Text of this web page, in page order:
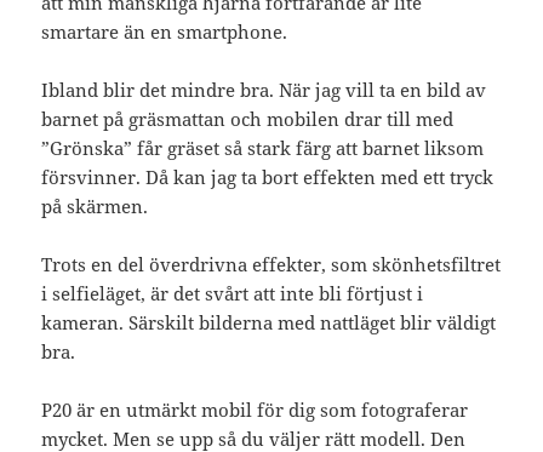
smartare än en smartphone.
Ibland blir det mindre bra. När jag vill ta en bild av
barnet på gräsmattan och mobilen drar till med
”Grönska” får gräset så stark färg att barnet liksom
försvinner. Då kan jag ta bort effekten med ett tryck
på skärmen.
Trots en del överdrivna effekter, som skönhetsfiltret
i selfieläget, är det svårt att inte bli förtjust i
kameran. Särskilt bilderna med nattläget blir väldigt
bra.
P20 är en utmärkt mobil för dig som fotograferar
mycket. Men se upp så du väljer rätt modell. Den